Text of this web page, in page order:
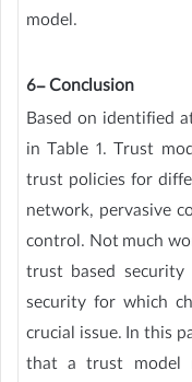
model.
6- Conclusion
Based on identified
in Table 1. Trust
trust policies for
network, pervasive
control. Not much
trust based
security for which
crucial issue. In this
that a trust model